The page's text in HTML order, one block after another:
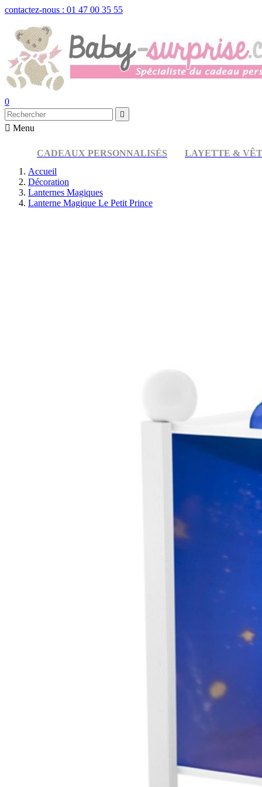
contactez-nous : 01 47 00 35 55
0

 Menu
CADEAUX PERSONNALISÉS
LAYETTE &
Accueil
Décoration
Lanternes Magiques
Lanterne Magique Le Petit Prince